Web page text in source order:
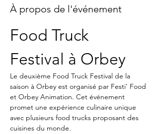
À propos de l'événement
Food Truck
Festival à Orbey
Le deuxième Food Truck Festival de la
saison à Orbey est organisé par Festi' Food
et Orbey Animation. Cet événement
promet une expérience culinaire unique
avec plusieurs food trucks proposant des
cuisines du monde.